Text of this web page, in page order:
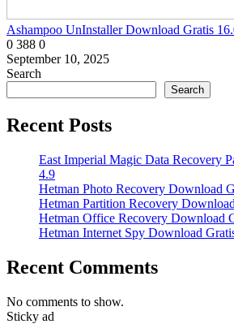
Ashampoo UnInstaller Download Gratis
0 388 0
September 10, 2025
Search
Search
Recent Posts
East Imperial Magic Data Recovery
4.9
Hetman Photo Recovery Download
Hetman Partition Recovery
Hetman Office Recovery Download
Hetman Internet Spy Download
Recent Comments
No comments to show.
Sticky ad